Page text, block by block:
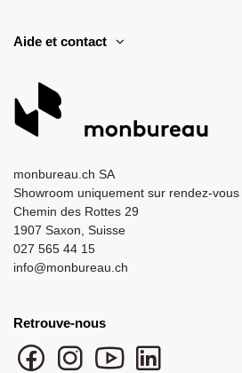
Aide et contact
monbureau.ch SA
Showroom uniquement sur rendez-vous
Chemin des Rottes 29
1907 Saxon, Suisse
027 565 44 15
info@monbureau.ch
Retrouve-nous
Facebook monbureau
Instagram monbureau
YouTube monbureau